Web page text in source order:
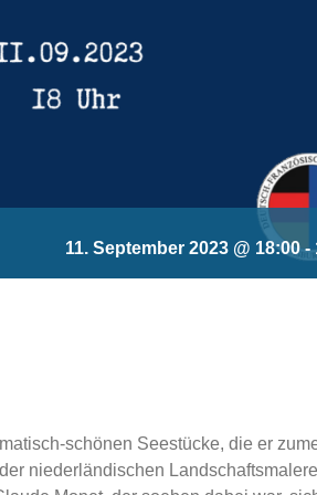
11. September 2023 @ 18:00-
schönen Seestücke, die er
niederländischen